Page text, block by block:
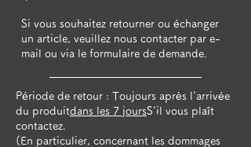
​Si vous souhaitez retourner ou échanger
un article, veuillez nous contacter par e-
mail ou via le formulaire de demande.
Période de retour : Toujours après l'arrivée
du produitdans les 7 joursS'il vous plaît
contactez.
(​En particulier, concernant les dommages